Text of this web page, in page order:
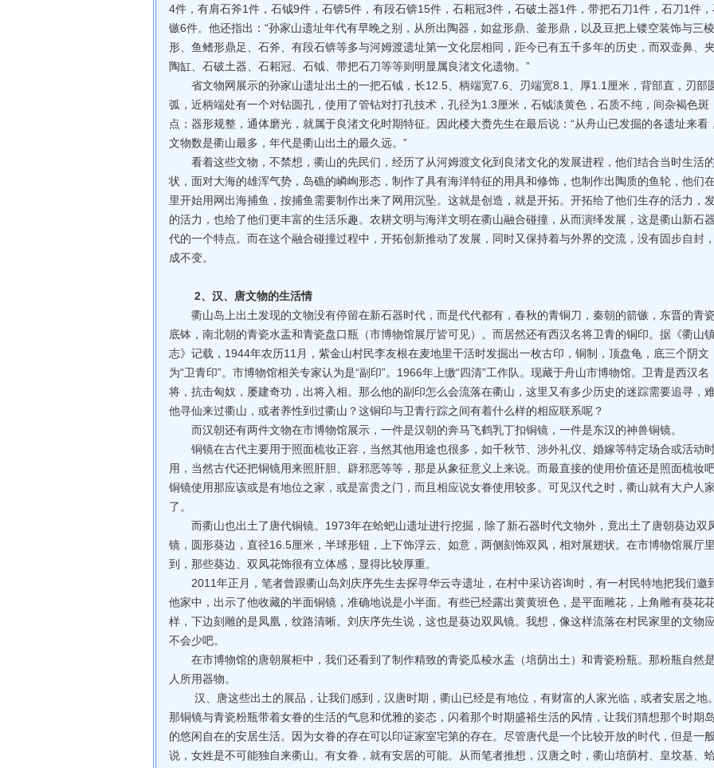
4件，有肩石斧1件，石钺9件，石锛5件，有段石锛15件，石耜冠3件，石破土器1件，带把石刀1件，石刀1件
镞6件。他还指出：“孙家山遗址年代有早晚之别，从所出陶器，如盆形鼎、釜形鼎，以及豆把上镂空装饰与三棱
形、鱼鳍形鼎足、石斧、有段石锛等多与河姆渡遗址第一文化层相同，距今已有五千多年的历史，而双壶鼻、
陶缸、石破土器、石耜冠、石钺、带把石刀等等则明显属良渚文化遗物。”
省文物网展示的孙家山遗址出土的一把石钺，长12.5、柄端宽7.6、刃端宽8.1、厚1.1厘米，背部直，刃部
弧，近柄端处有一个对钻圆孔，使用了管钻对打孔技术，孔径为1.3厘米，石钺淡黄色，石质不纯，间杂褐色斑
点；器形规整，通体磨光，就属于良渚文化时期特征。因此楼大赉先生在最后说：“从舟山已发掘的各遗址来看，
文物数是衢山最多，年代是衢山出土的最久远。”
看着这些文物，不禁想，衢山的先民们，经历了从河姆渡文化到良渚文化的发展进程，他们结合当时生活
状，面对大海的雄浑气势，岛礁的嶙峋形态，制作了具有海洋特征的用具和修饰，也制作出陶质的鱼轮，他们
里开始用网出海捕鱼，按捕鱼需要制作出来了网用沉坠。这就是创造，就是开拓。开拓给了他们生存的活力，
的活力，也给了他们更丰富的生活乐趣。农耕文明与海洋文明在衢山融合碰撞，从而演绎发展，这是衢山新石
代的一个特点。而在这个融合碰撞过程中，开拓创新推动了发展，同时又保持着与外界的交流，没有固步自封
成不变。
2、汉、唐文物的生活情
衢山岛上出土发现的文物没有停留在新石器时代，而是代代都有，春秋的青铜刀，秦朝的箭镞，东晋的青
底钵，南北朝的青瓷水盂和青瓷盘口瓶（市博物馆展厅皆可见）。而居然还有西汉名将卫青的铜印。据《衢山
志》记载，1944年农历11月，紫金山村民李友根在麦地里干活时发掘出一枚古印，铜制，顶盘龟，底三个阴文
为“卫青印”。市博物馆相关专家认为是“副印”。1966年上缴“四清”工作队。现藏于舟山市博物馆。卫青是西汉名
将，抗击匈奴，屡建奇功，出将入相。那么他的副印怎么会流落在衢山，这里又有多少历史的迷踪需要追寻，
他寻仙来过衢山，或者养性到过衢山？这铜印与卫青行踪之间有着什么样的相应联系呢？
而汉朝还有两件文物在市博物馆展示，一件是汉朝的奔马飞鹤乳丁扣铜镜，一件是东汉的神兽铜镜。
铜镜在古代主要用于照面梳妆正容，当然其他用途也很多，如千秋节、涉外礼仪、婚嫁等特定场合或活动
用，当然古代还把铜镜用来照肝胆、辟邪恶等等，那是从象征意义上来说。而最直接的使用价值还是照面梳妆吧
铜镜使用那应该或是有地位之家，或是富贵之门，而且相应说女眷使用较多。可见汉代之时，衢山就有大户人家
了。
而衢山也出土了唐代铜镜。1973年在蛤蚆山遗址进行挖掘，除了新石器时代文物外，竟出土了唐朝葵边双
镜，圆形葵边，直径16.5厘米，半球形钮，上下饰浮云、如意，两侧刻饰双凤，相对展翅状。在市博物馆展厅
到，那些葵边、双凤花饰很有立体感，显得比较厚重。
2011年正月，笔者曾跟衢山岛刘庆序先生去探寻华云寺遗址，在村中采访咨询时，有一村民特地把我们邀
他家中，出示了他收藏的半面铜镜，准确地说是小半面。有些已经露出黄黄班色，是平面雕花，上角雕有葵花
样，下边刻雕的是凤凰，纹路清晰。刘庆序先生说，这也是葵边双凤镜。我想，像这样流落在村民家里的文物
不会少吧。
在市博物馆的唐朝展柜中，我们还看到了制作精致的青瓷瓜棱水盂（培荫出土）和青瓷粉瓶。那粉瓶自然
人所用器物。
汉、唐这些出土的展品，让我们感到，汉唐时期，衢山已经是有地位，有财富的人家光临，或者安居之地。
那铜镜与青瓷粉瓶带着女眷的生活的气息和优雅的姿态，闪着那个时期盛裕生活的风情，让我们猜想那个时期
的悠闲自在的安居生活。因为女眷的存在可以印证家室宅第的存在。尽管唐代是一个比较开放的时代，但是一
说，女姓是不可能独自来衢山。有女眷，就有安居的可能。从而笔者推想，汉唐之时，衢山培荫村、皇坟基、